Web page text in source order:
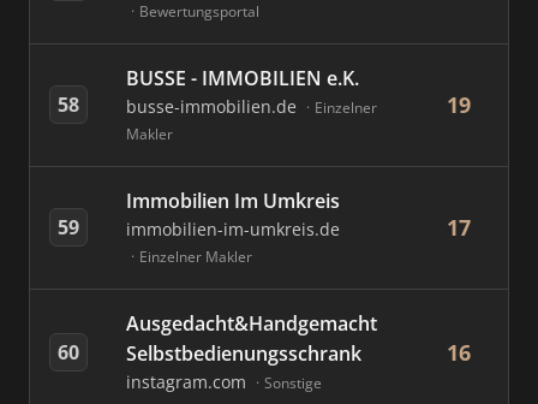
Bewertungsportal
58
BUSSE - IMMOBILIEN e.K.
busse-immobilien.de
Einzelner
Makler
19
59
Immobilien Im Umkreis
immobilien-im-umkreis.de
Einzelner Makler
17
60
Ausgedacht&Handgemacht
Selbstbedienungsschrank
instagram.com Sonstige
16